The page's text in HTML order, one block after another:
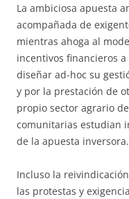
La ambiciosa apuesta
acompañada de
mientras ahoga al
incentivos financieros
diseñar ad-hoc su
y por la prestación de
propio sector agrario
comunitarias estudian
de la apuesta inversora.
Incluso la
las protestas y